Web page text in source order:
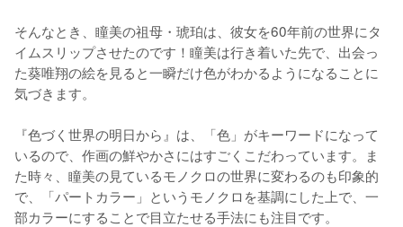
そんなとき、瞳美の祖母・琥珀は、彼女を60年前の世界にタ
イムスリップさせたのです！瞳美は行き着いた先で、出会っ
た葵唯翔の絵を見ると一瞬だけ色がわかるようになることに
気づきます。
『色づく世界の明日から』は、「色」がキーワードになって
いるので、作画の鮮やかさにはすごくこだわっています。ま
た時々、瞳美の見ているモノクロの世界に変わるのも印象的
で、「パートカラー」というモノクロを基調にした上で、一
部カラーにすることで目立たせる手法にも注目です。